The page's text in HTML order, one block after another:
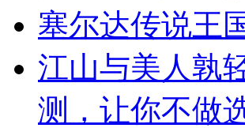
塞尔达传说王
江山与美人孰
测，让你不做